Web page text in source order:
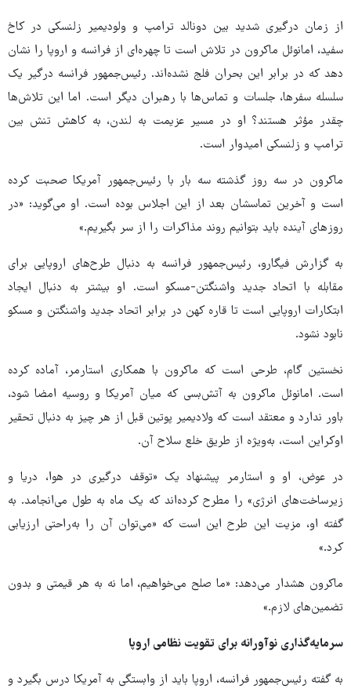
از زمان درگیری شدید بین دونالد ترامپ و ولودیمیر زلنسکی در کاخ
سفید، امانوئل ماکرون در تلاش است تا چهره‌ای از فرانسه و اروپا را نشان
دهد که در برابر این بحران فلج نشده‌اند. رئیس‌جمهور فرانسه درگیر یک
سلسله سفرها، جلسات و تماس‌ها با رهبران دیگر است. اما این تلاش‌ها
چقدر مؤثر هستند؟ او در مسیر عزیمت به لندن، به کاهش تنش بین
ترامپ و زلنسکی امیدوار است.
ماکرون در سه روز گذشته سه بار با رئیس‌جمهور آمریکا صحبت کرده
است و آخرین تماسشان بعد از این اجلاس بوده است. او می‌گوید: «در
روزهای آینده باید بتوانیم روند مذاکرات را از سر بگیریم.»
به گزارش فیگارو، رئیس‌جمهور فرانسه به دنبال طرح‌های اروپایی برای
مقابله با اتحاد جدید واشنگتن-مسکو است. او بیشتر به دنبال ایجاد
ابتکارات اروپایی است تا قاره کهن در برابر اتحاد جدید واشنگتن و مسکو
نابود نشود.
نخستین گام، طرحی است که ماکرون با همکاری استارمر، آماده کرده
است. امانوئل ماکرون به آتش‌بسی که میان آمریکا و روسیه امضا شود،
باور ندارد و معتقد است که ولادیمیر پوتین قبل از هر چیز به دنبال تحقیر
اوکراین است، به‌ویژه از طریق خلع سلاح آن.
در عوض، او و استارمر پیشنهاد یک «توقف درگیری در هوا، دریا و
زیرساخت‌های انرژی» را مطرح کرده‌اند که یک ماه به طول می‌انجامد. به
گفته او، مزیت این طرح این است که «می‌توان آن را به‌راحتی ارزیابی
کرد.»
ماکرون هشدار می‌دهد: «ما صلح می‌خواهیم، اما نه به هر قیمتی و بدون
تضمین‌های لازم.»
سرمایه‌گذاری‌ نوآورانه برای تقویت نظامی اروپا
به گفته رئیس‌جمهور فرانسه، اروپا باید از وابستگی به آمریکا درس بگیرد و